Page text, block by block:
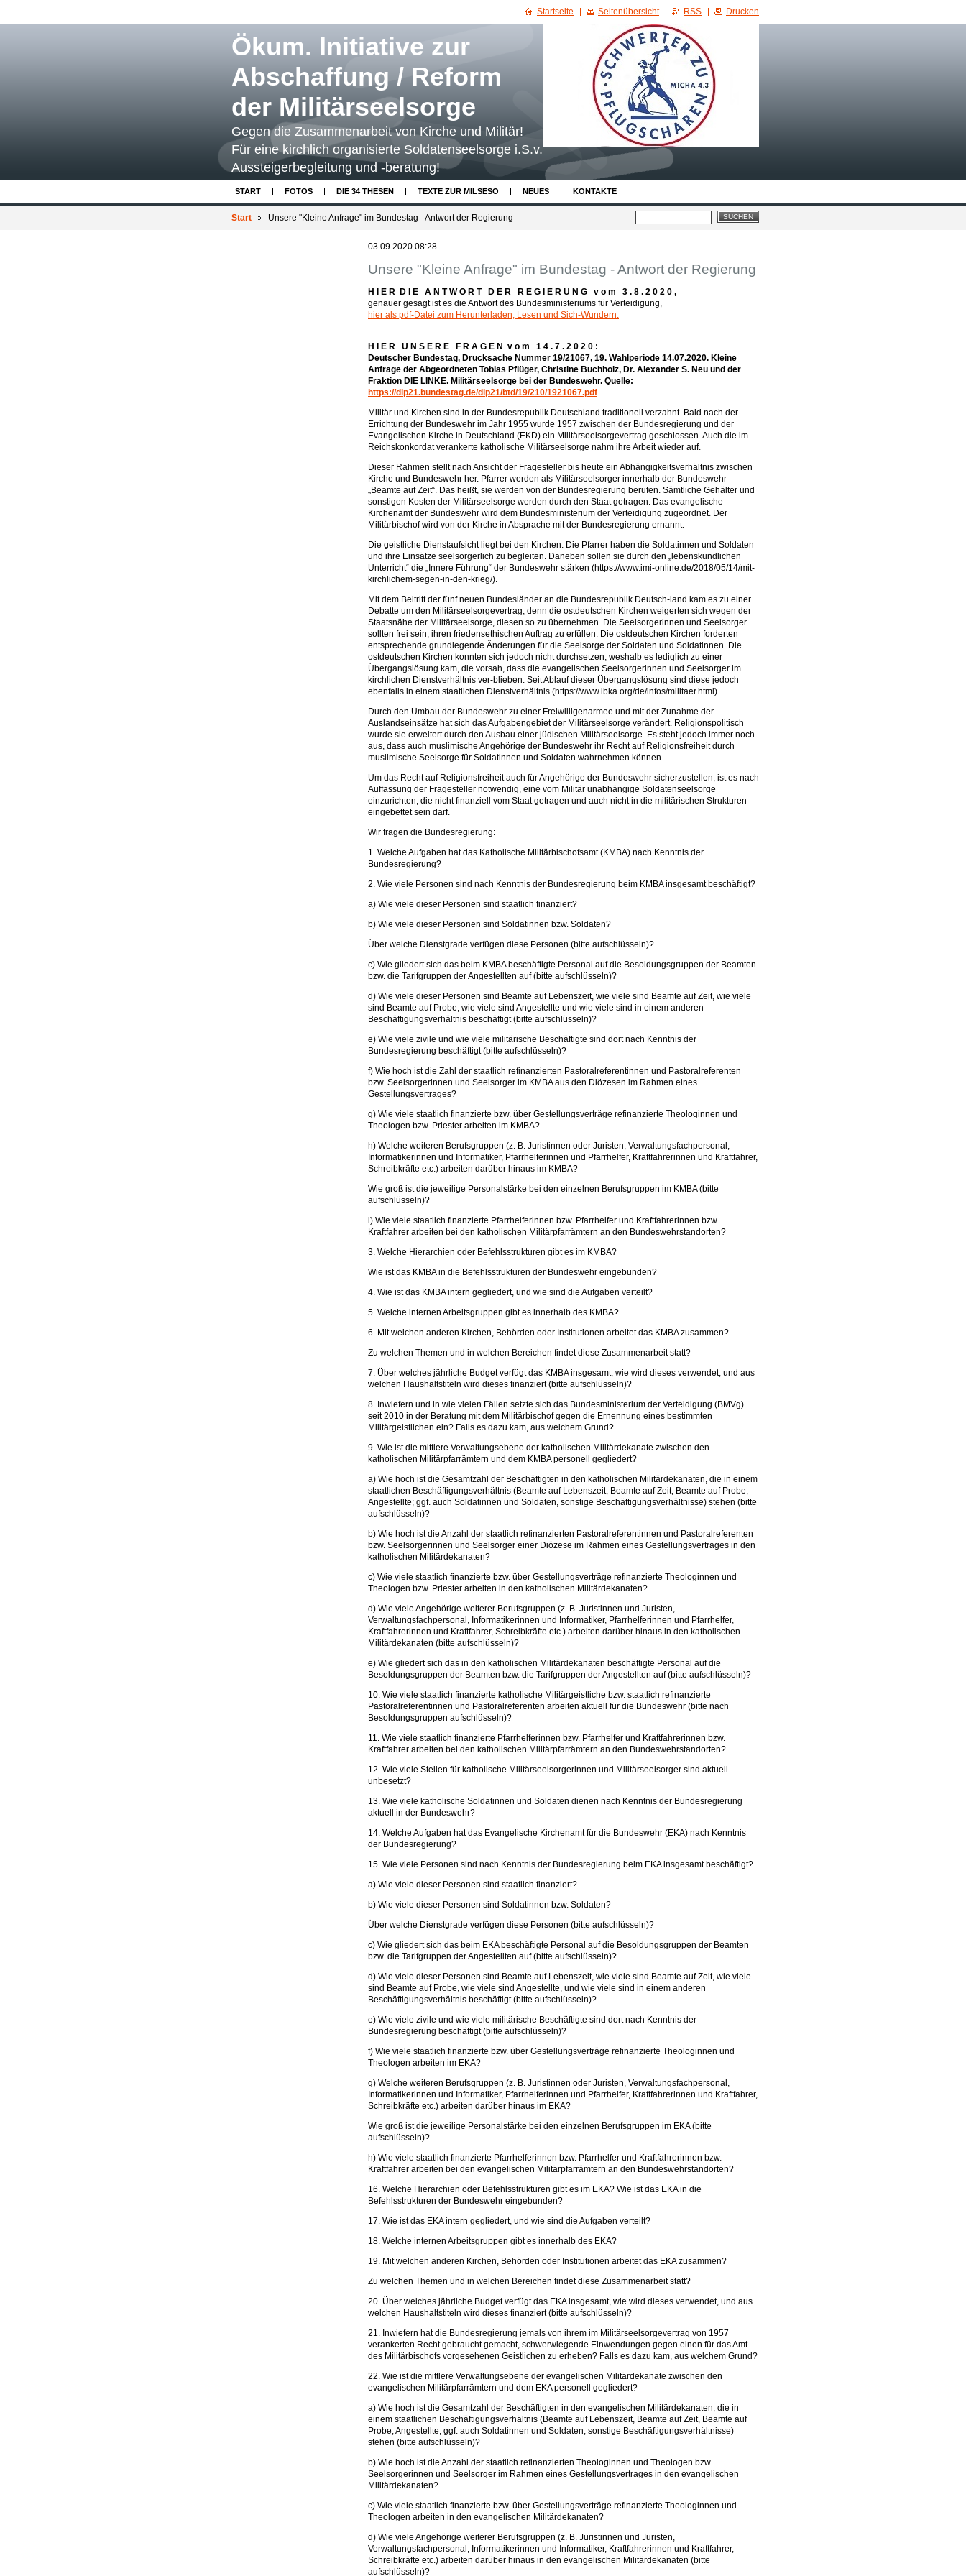
Ökum. Initiative zur
Abschaffung / Reform
der Militärseelsorge
Gegen die Zusammenarbeit von Kirche und Militär!
Für eine kirchlich organisierte Soldatenseelsorge i.S.v.
Aussteigerbegleitung und -beratung!
START FOTOS DIE 34 THESEN TEXTE ZUR MILSESO NEUES KONTAKTE
Start Unsere "Kleine Anfrage" im Bundestag - Antwort der Regierung
03.09.2020 08:28
Unsere "Kleine Anfrage" im Bundestag - Antwort der Regierung
H I E R D I E A N T W O R T D E R R E G I E R U N G v o m 3 . 8 . 2 0 2 0 ,
genauer gesagt ist es die Antwort des Bundesministeriums für Verteidigung,
hier als pdf-Datei zum Herunterladen, Lesen und Sich-Wundern.
H I E R U N S E R E F R A G E N v o m 1 4 . 7 . 2 0 2 0 :
Deutscher Bundestag, Drucksache Nummer 19/21067, 19. Wahlperiode 14.07.2020. Kleine
Anfrage der Abgeordneten Tobias Pflüger, Christine Buchholz, Dr. Alexander S. Neu und der
Fraktion DIE LINKE. Militärseelsorge bei der Bundeswehr. Quelle:
https://dip21.bundestag.de/dip21/btd/19/210/1921067.pdf
Militär und Kirchen sind in der Bundesrepublik Deutschland traditionell verzahnt. Bald nach der
Errichtung der Bundeswehr im Jahr 1955 wurde 1957 zwischen der Bundesregierung und der
Evangelischen Kirche in Deutschland (EKD) ein Militärseelsorgevertrag geschlossen. Auch die im
Reichskonkordat verankerte katholische Militärseelsorge nahm ihre Arbeit wieder auf.
Dieser Rahmen stellt nach Ansicht der Fragesteller bis heute ein Abhängigkeitsverhältnis zwischen
Kirche und Bundeswehr her. Pfarrer werden als Militärseelsorger innerhalb der Bundeswehr
„Beamte auf Zeit“. Das heißt, sie werden von der Bundesregierung berufen. Sämtliche Gehälter und
sonstigen Kosten der Militärseelsorge werden durch den Staat getragen. Das evangelische
Kirchenamt der Bundeswehr wird dem Bundesministerium der Verteidigung zugeordnet. Der
Militärbischof wird von der Kirche in Absprache mit der Bundesregierung ernannt.
Die geistliche Dienstaufsicht liegt bei den Kirchen. Die Pfarrer haben die Soldatinnen und Soldaten
und ihre Einsätze seelsorgerlich zu begleiten. Daneben sollen sie durch den „lebenskundlichen
Unterricht“ die „Innere Führung“ der Bundeswehr stärken (https://www.imi-online.de/2018/05/14/mit-
kirchlichem-segen-in-den-krieg/).
Mit dem Beitritt der fünf neuen Bundesländer an die Bundesrepublik Deutsch-land kam es zu einer
Debatte um den Militärseelsorgevertrag, denn die ostdeutschen Kirchen weigerten sich wegen der
Staatsnähe der Militärseelsorge, diesen so zu übernehmen. Die Seelsorgerinnen und Seelsorger
sollten frei sein, ihren friedensethischen Auftrag zu erfüllen. Die ostdeutschen Kirchen forderten
entsprechende grundlegende Änderungen für die Seelsorge der Soldaten und Soldatinnen. Die
ostdeutschen Kirchen konnten sich jedoch nicht durchsetzen, weshalb es lediglich zu einer
Übergangslösung kam, die vorsah, dass die evangelischen Seelsorgerinnen und Seelsorger im
kirchlichen Dienstverhältnis ver-blieben. Seit Ablauf dieser Übergangslösung sind diese jedoch
ebenfalls in einem staatlichen Dienstverhältnis (https://www.ibka.org/de/infos/militaer.html).
Durch den Umbau der Bundeswehr zu einer Freiwilligenarmee und mit der Zunahme der
Auslandseinsätze hat sich das Aufgabengebiet der Militärseelsorge verändert. Religionspolitisch
wurde sie erweitert durch den Ausbau einer jüdischen Militärseelsorge. Es steht jedoch immer noch
aus, dass auch muslimische Angehörige der Bundeswehr ihr Recht auf Religionsfreiheit durch
muslimische Seelsorge für Soldatinnen und Soldaten wahrnehmen können.
Um das Recht auf Religionsfreiheit auch für Angehörige der Bundeswehr sicherzustellen, ist es nach
Auffassung der Fragesteller notwendig, eine vom Militär unabhängige Soldatenseelsorge
einzurichten, die nicht finanziell vom Staat getragen und auch nicht in die militärischen Strukturen
eingebettet sein darf.
Wir fragen die Bundesregierung:
1. Welche Aufgaben hat das Katholische Militärbischofsamt (KMBA) nach Kenntnis der
Bundesregierung?
2. Wie viele Personen sind nach Kenntnis der Bundesregierung beim KMBA insgesamt beschäftigt?
a) Wie viele dieser Personen sind staatlich finanziert?
b) Wie viele dieser Personen sind Soldatinnen bzw. Soldaten?
Über welche Dienstgrade verfügen diese Personen (bitte aufschlüsseln)?
c) Wie gliedert sich das beim KMBA beschäftigte Personal auf die Besoldungsgruppen der Beamten
bzw. die Tarifgruppen der Angestellten auf (bitte aufschlüsseln)?
d) Wie viele dieser Personen sind Beamte auf Lebenszeit, wie viele sind Beamte auf Zeit, wie viele
sind Beamte auf Probe, wie viele sind Angestellte und wie viele sind in einem anderen
Beschäftigungsverhältnis beschäftigt (bitte aufschlüsseln)?
e) Wie viele zivile und wie viele militärische Beschäftigte sind dort nach Kenntnis der
Bundesregierung beschäftigt (bitte aufschlüsseln)?
f) Wie hoch ist die Zahl der staatlich refinanzierten Pastoralreferentinnen und Pastoralreferenten
bzw. Seelsorgerinnen und Seelsorger im KMBA aus den Diözesen im Rahmen eines
Gestellungsvertrages?
g) Wie viele staatlich finanzierte bzw. über Gestellungsverträge refinanzierte Theologinnen und
Theologen bzw. Priester arbeiten im KMBA?
h) Welche weiteren Berufsgruppen (z. B. Juristinnen oder Juristen, Verwaltungsfachpersonal,
Informatikerinnen und Informatiker, Pfarrhelferinnen und Pfarrhelfer, Kraftfahrerinnen und Kraftfahrer,
Schreibkräfte etc.) arbeiten darüber hinaus im KMBA?
Wie groß ist die jeweilige Personalstärke bei den einzelnen Berufsgruppen im KMBA (bitte
aufschlüsseln)?
i) Wie viele staatlich finanzierte Pfarrhelferinnen bzw. Pfarrhelfer und Kraftfahrerinnen bzw.
Kraftfahrer arbeiten bei den katholischen Militärpfarrämtern an den Bundeswehrstandorten?
3. Welche Hierarchien oder Befehlsstrukturen gibt es im KMBA?
Wie ist das KMBA in die Befehlsstrukturen der Bundeswehr eingebunden?
4. Wie ist das KMBA intern gegliedert, und wie sind die Aufgaben verteilt?
5. Welche internen Arbeitsgruppen gibt es innerhalb des KMBA?
6. Mit welchen anderen Kirchen, Behörden oder Institutionen arbeitet das KMBA zusammen?
Zu welchen Themen und in welchen Bereichen findet diese Zusammenarbeit statt?
7. Über welches jährliche Budget verfügt das KMBA insgesamt, wie wird dieses verwendet, und aus
welchen Haushaltstiteln wird dieses finanziert (bitte aufschlüsseln)?
8. Inwiefern und in wie vielen Fällen setzte sich das Bundesministerium der Verteidigung (BMVg)
seit 2010 in der Beratung mit dem Militärbischof gegen die Ernennung eines bestimmten
Militärgeistlichen ein? Falls es dazu kam, aus welchem Grund?
9. Wie ist die mittlere Verwaltungsebene der katholischen Militärdekanate zwischen den
katholischen Militärpfarrämtern und dem KMBA personell gegliedert?
a) Wie hoch ist die Gesamtzahl der Beschäftigten in den katholischen Militärdekanaten, die in einem
staatlichen Beschäftigungsverhältnis (Beamte auf Lebenszeit, Beamte auf Zeit, Beamte auf Probe;
Angestellte; ggf. auch Soldatinnen und Soldaten, sonstige Beschäftigungsverhältnisse) stehen (bitte
aufschlüsseln)?
b) Wie hoch ist die Anzahl der staatlich refinanzierten Pastoralreferentinnen und Pastoralreferenten
bzw. Seelsorgerinnen und Seelsorger einer Diözese im Rahmen eines Gestellungsvertrages in den
katholischen Militärdekanaten?
c) Wie viele staatlich finanzierte bzw. über Gestellungsverträge refinanzierte Theologinnen und
Theologen bzw. Priester arbeiten in den katholischen Militärdekanaten?
d) Wie viele Angehörige weiterer Berufsgruppen (z. B. Juristinnen und Juristen,
Verwaltungsfachpersonal, Informatikerinnen und Informatiker, Pfarrhelferinnen und Pfarrhelfer,
Kraftfahrerinnen und Kraftfahrer, Schreibkräfte etc.) arbeiten darüber hinaus in den katholischen
Militärdekanaten (bitte aufschlüsseln)?
e) Wie gliedert sich das in den katholischen Militärdekanaten beschäftigte Personal auf die
Besoldungsgruppen der Beamten bzw. die Tarifgruppen der Angestellten auf (bitte aufschlüsseln)?
10. Wie viele staatlich finanzierte katholische Militärgeistliche bzw. staatlich refinanzierte
Pastoralreferentinnen und Pastoralreferenten arbeiten aktuell für die Bundeswehr (bitte nach
Besoldungsgruppen aufschlüsseln)?
11. Wie viele staatlich finanzierte Pfarrhelferinnen bzw. Pfarrhelfer und Kraftfahrerinnen bzw.
Kraftfahrer arbeiten bei den katholischen Militärpfarrämtern an den Bundeswehrstandorten?
12. Wie viele Stellen für katholische Militärseelsorgerinnen und Militärseelsorger sind aktuell
unbesetzt?
13. Wie viele katholische Soldatinnen und Soldaten dienen nach Kenntnis der Bundesregierung
aktuell in der Bundeswehr?
14. Welche Aufgaben hat das Evangelische Kirchenamt für die Bundeswehr (EKA) nach Kenntnis
der Bundesregierung?
15. Wie viele Personen sind nach Kenntnis der Bundesregierung beim EKA insgesamt beschäftigt?
a) Wie viele dieser Personen sind staatlich finanziert?
b) Wie viele dieser Personen sind Soldatinnen bzw. Soldaten?
Über welche Dienstgrade verfügen diese Personen (bitte aufschlüsseln)?
c) Wie gliedert sich das beim EKA beschäftigte Personal auf die Besoldungsgruppen der Beamten
bzw. die Tarifgruppen der Angestellten auf (bitte aufschlüsseln)?
d) Wie viele dieser Personen sind Beamte auf Lebenszeit, wie viele sind Beamte auf Zeit, wie viele
sind Beamte auf Probe, wie viele sind Angestellte, und wie viele sind in einem anderen
Beschäftigungsverhältnis beschäftigt (bitte aufschlüsseln)?
e) Wie viele zivile und wie viele militärische Beschäftigte sind dort nach Kenntnis der
Bundesregierung beschäftigt (bitte aufschlüsseln)?
f) Wie viele staatlich finanzierte bzw. über Gestellungsverträge refinanzierte Theologinnen und
Theologen arbeiten im EKA?
g) Welche weiteren Berufsgruppen (z. B. Juristinnen oder Juristen, Verwaltungsfachpersonal,
Informatikerinnen und Informatiker, Pfarrhelferinnen und Pfarrhelfer, Kraftfahrerinnen und Kraftfahrer,
Schreibkräfte etc.) arbeiten darüber hinaus im EKA?
Wie groß ist die jeweilige Personalstärke bei den einzelnen Berufsgruppen im EKA (bitte
aufschlüsseln)?
h) Wie viele staatlich finanzierte Pfarrhelferinnen bzw. Pfarrhelfer und Kraftfahrerinnen bzw.
Kraftfahrer arbeiten bei den evangelischen Militärpfarrämtern an den Bundeswehrstandorten?
16. Welche Hierarchien oder Befehlsstrukturen gibt es im EKA? Wie ist das EKA in die
Befehlsstrukturen der Bundeswehr eingebunden?
17. Wie ist das EKA intern gegliedert, und wie sind die Aufgaben verteilt?
18. Welche internen Arbeitsgruppen gibt es innerhalb des EKA?
19. Mit welchen anderen Kirchen, Behörden oder Institutionen arbeitet das EKA zusammen?
Zu welchen Themen und in welchen Bereichen findet diese Zusammenarbeit statt?
20. Über welches jährliche Budget verfügt das EKA insgesamt, wie wird dieses verwendet, und aus
welchen Haushaltstiteln wird dieses finanziert (bitte aufschlüsseln)?
21. Inwiefern hat die Bundesregierung jemals von ihrem im Militärseelsorgevertrag von 1957
verankerten Recht gebraucht gemacht, schwerwiegende Einwendungen gegen einen für das Amt
des Militärbischofs vorgesehenen Geistlichen zu erheben? Falls es dazu kam, aus welchem Grund?
22. Wie ist die mittlere Verwaltungsebene der evangelischen Militärdekanate zwischen den
evangelischen Militärpfarrämtern und dem EKA personell gegliedert?
a) Wie hoch ist die Gesamtzahl der Beschäftigten in den evangelischen Militärdekanaten, die in
einem staatlichen Beschäftigungsverhältnis (Beamte auf Lebenszeit, Beamte auf Zeit, Beamte auf
Probe; Angestellte; ggf. auch Soldatinnen und Soldaten, sonstige Beschäftigungsverhältnisse)
stehen (bitte aufschlüsseln)?
b) Wie hoch ist die Anzahl der staatlich refinanzierten Theologinnen und Theologen bzw.
Seelsorgerinnen und Seelsorger im Rahmen eines Gestellungsvertrages in den evangelischen
Militärdekanaten?
c) Wie viele staatlich finanzierte bzw. über Gestellungsverträge refinanzierte Theologinnen und
Theologen arbeiten in den evangelischen Militärdekanaten?
d) Wie viele Angehörige weiterer Berufsgruppen (z. B. Juristinnen und Juristen,
Verwaltungsfachpersonal, Informatikerinnen und Informatiker, Kraftfahrerinnen und Kraftfahrer,
Schreibkräfte etc.) arbeiten darüber hinaus in den evangelischen Militärdekanaten (bitte
aufschlüsseln)?
Startseite Seitenübersicht RSS Drucken